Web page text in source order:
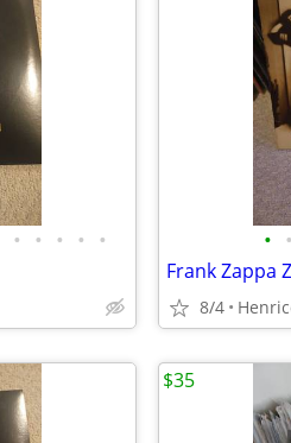
• • • • • • •
Frank Zappa
8/4
$35